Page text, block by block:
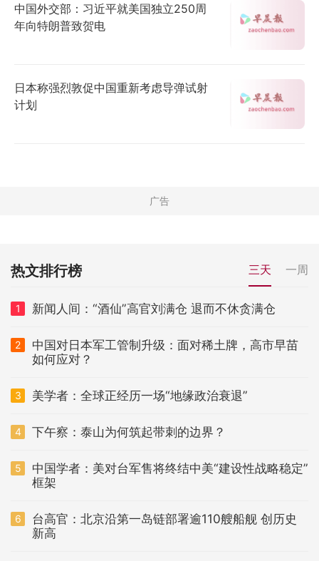
中国外交部：习近平就美国独立250周
年向特朗普致贺电
日本称强烈敦促中国重新考虑导弹试射
计划
热文排行榜 三天 一周
1 新闻人间：“酒仙”高官刘满仓 退而不休贪满仓
2
中国对日本军工管制升级：面对稀土牌，高市早苗
如何应对？
3 美学者：全球正经历一场“地缘政治衰退”
4 下午察：泰山为何筑起带刺的边界？
5
中国学者：美对台军售将终结中美“建设性战略稳定”
框架
6
台高官：北京沿第一岛链部署逾110艘船舰 创历史
新高